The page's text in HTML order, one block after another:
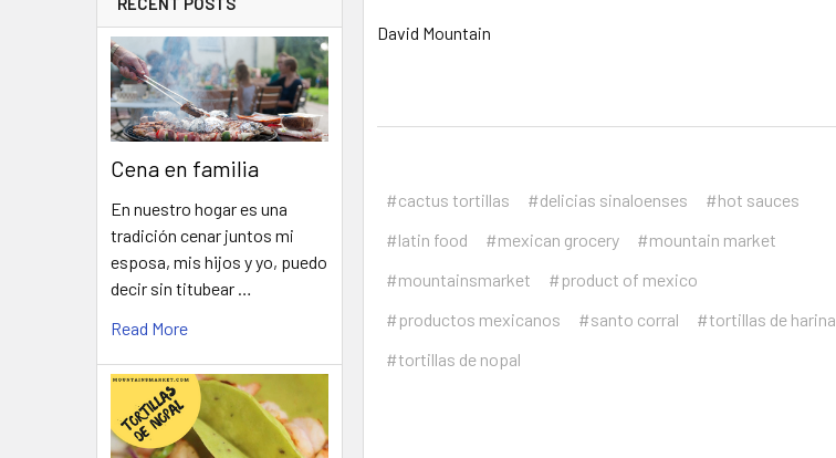
Cena en familia
En nuestro hogar es una
tradición cenar juntos mi
esposa, mis hijos y yo, puedo
decir sin titubear …
Read More
David Mountain
#cactus tortillas #delicias sinaloenses
#hot sauces
#latin food
#mexican grocery
#mountain market
#mountainsmarket
#product of mexico
#productos mexicanos
#santo corral
#tortillas de harina
#tortillas de nopal